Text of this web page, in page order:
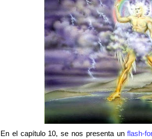
En el capítulo 10, se nos presenta unflash-